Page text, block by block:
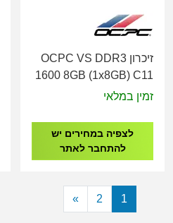
זיכרון OCPC VS DDR3
1600 8GB (1x8GB) C11
זמין במלאי
לצפיה במחירים יש
להתחבר לאתר
1
2
»